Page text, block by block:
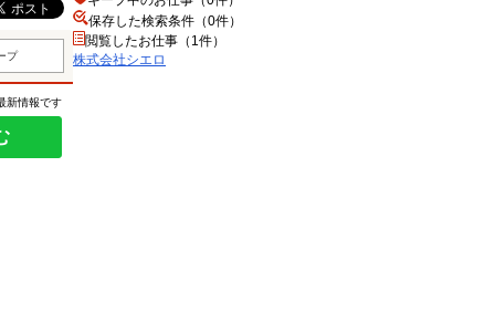
プ
新情報です
保存した検索条件（0件）
閲覧したお仕事（1件）
株式会社シエロ